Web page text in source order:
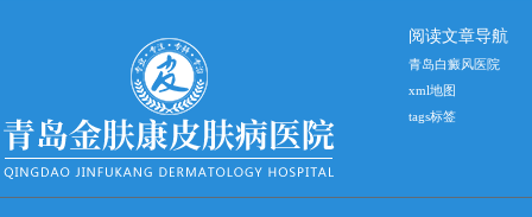
阅读文章导航
青岛白癜风医院
xml地图
tags标签